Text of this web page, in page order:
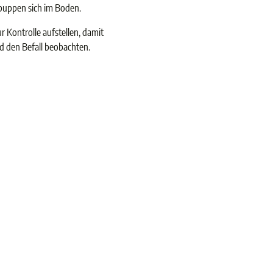
sich im Boden.
Kontrolle aufstellen, damit
den Befall beobachten.